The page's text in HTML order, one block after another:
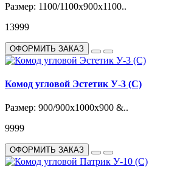
Размер: 1100/1100х900х1100..
13999
ОФОРМИТЬ ЗАКАЗ
Комод угловой Эстетик У-3 (С)
Размер: 900/900х1000х900 &..
9999
ОФОРМИТЬ ЗАКАЗ